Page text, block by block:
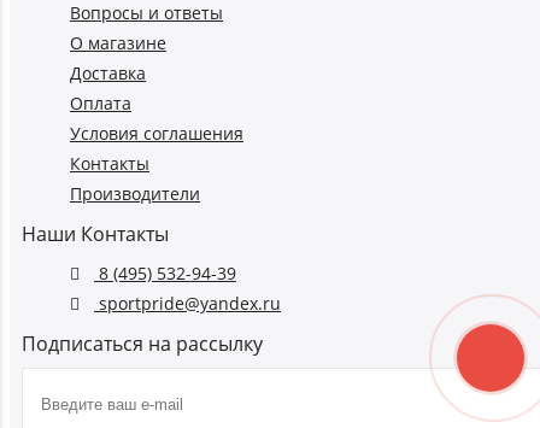
Вопросы и ответы
О магазине
Доставка
Оплата
Условия соглашения
Контакты
Производители
Наши Контакты
8 (495) 532-94-39
sportpride@yandex.ru
Подписаться на рассылку